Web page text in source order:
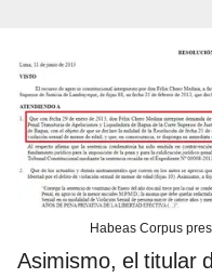
Habeas Corpus
Asimismo, el titular